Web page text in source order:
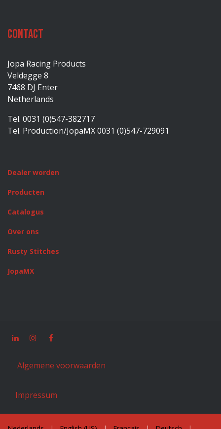
Contact
Jopa Racing Products
Veldegge 8
7468 DJ Enter
Netherlands
Tel. 0031 (0)547-382717
Tel. Production/JopaMX 0031 (0)547-729091
Dealer worden
Producten
Catalogus
Over ons
Rusty Stitches
JopaMX
Algemene voorwaarden
Impressum